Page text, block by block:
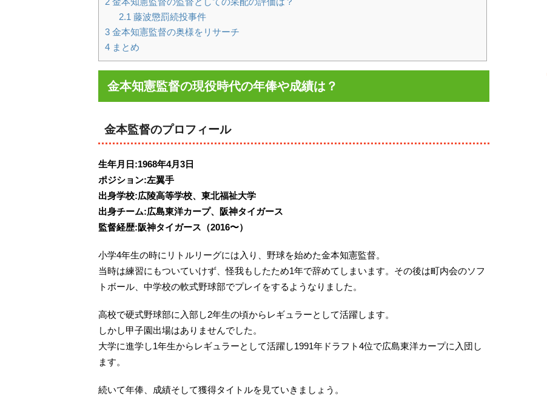
2.1 藤波懲罰続投事件
3 金本知憲監督の奥様をリサーチ
4 まとめ
金本知憲監督の現役時代の年俸や成績は？
金本監督のプロフィール
生年月日:1968年4月3日
ポジション:左翼手
出身学校:広陵高等学校、東北福祉大学
出身チーム:広島東洋カープ、阪神タイガース
監督経歴:阪神タイガース（2016〜）
小学4年生の時にリトルリーグには入り、野球を始めた金本知憲監督。
当時は練習にもついていけず、怪我もしたため1年で辞めてしまいます。その後は町内会のソフ
トボール、中学校の軟式野球部でプレイをするようなりました。
高校で硬式野球部に入部し2年生の頃からレギュラーとして活躍します。
しかし甲子園出場はありませんでした。
大学に進学し1年生からレギュラーとして活躍し1991年ドラフト4位で広島東洋カープに入団し
ます。
続いて年俸、成績そして獲得タイトルを見ていきましょう。